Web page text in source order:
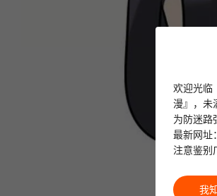
欢迎光临
漫』，未
为防迷路
最新网址：
注意鉴别
我